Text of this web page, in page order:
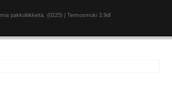
pakkoliikkeitä. (0225) | Termosmuki 3,9dl